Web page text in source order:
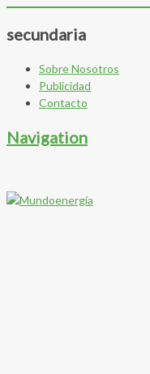
secundaria
Sobre Nosotros
Publicidad
Contacto
Navigation